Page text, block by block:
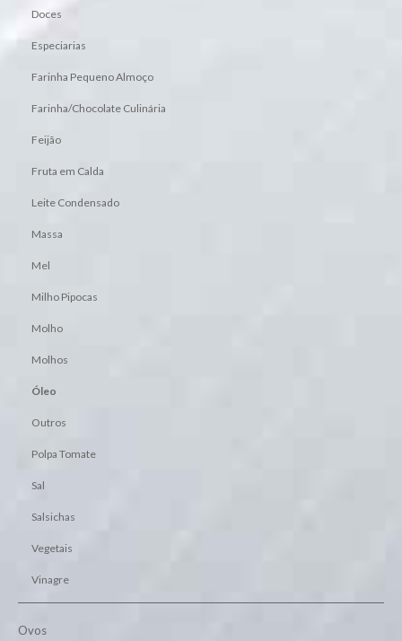
Doces
Especiarias
Farinha Pequeno Almoço
Farinha/Chocolate Culinária
Feijão
Fruta em Calda
Leite Condensado
Massa
Mel
Milho Pipocas
Molho
Molhos
Óleo
Outros
Polpa Tomate
Sal
Salsichas
Vegetais
Vinagre
Ovos